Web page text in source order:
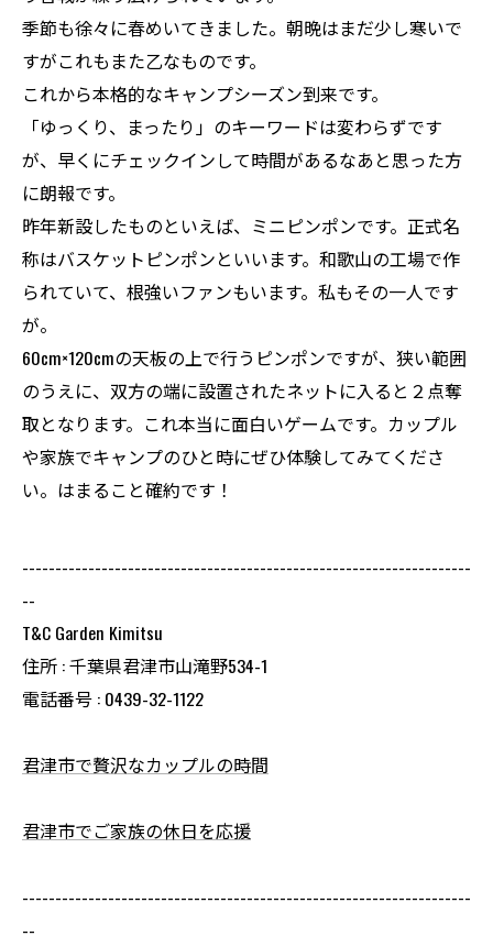
季節も徐々に春めいてきました。朝晩はまだ少し寒いで
すがこれもまた乙なものです。
これから本格的なキャンプシーズン到来です。
「ゆっくり、まったり」のキーワードは変わらずです
が、早くにチェックインして時間があるなあと思った方
に朗報です。
昨年新設したものといえば、ミニピンポンです。正式名
称はバスケットピンポンといいます。和歌山の工場で作
られていて、根強いファンもいます。私もその一人です
が。
60cm×120cmの天板の上で行うピンポンですが、狭い範囲
のうえに、双方の端に設置されたネットに入ると２点奪
取となります。これ本当に面白いゲームです。カップル
や家族でキャンプのひと時にぜひ体験してみてくださ
い。はまること確約です！
--------------------------------------------------------------------
--
T&C Garden Kimitsu
住所 : 千葉県君津市山滝野534-1
電話番号 : 0439-32-1122
君津市で贅沢なカップルの時間
君津市でご家族の休日を応援
--------------------------------------------------------------------
--